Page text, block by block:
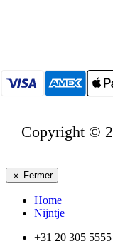
Copyright ©
Fermer
Home
Nijntje
+31 20 305 5555